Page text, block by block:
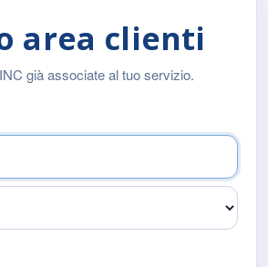
area clienti
già associate al tuo servizio.